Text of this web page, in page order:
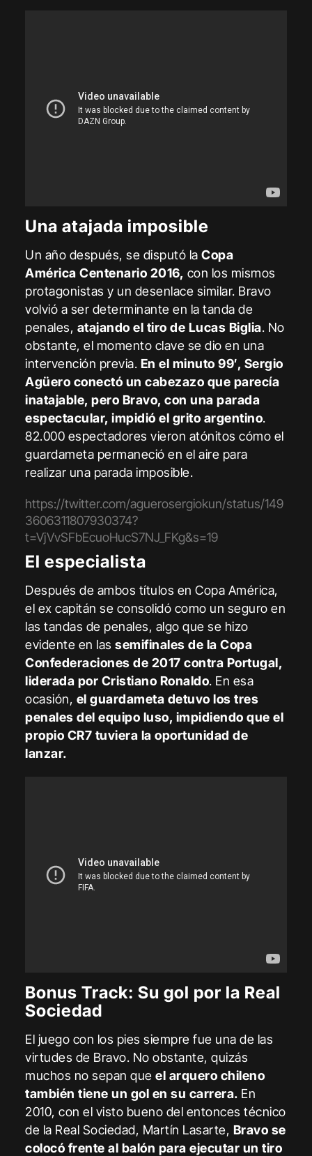
Una atajada imposible
Un año después, se disputó laCopa
América Centenario 2016, con los mismos
protagonistas y un desenlace similar. Bravo
volvió a ser determinante en la tanda de
penales, atajando el tiro de Lucas Biglia. No
obstante, el momento clave se dio en una
intervención previa. En el minuto 99′, Sergio
Agüero conectó un cabezazo que parecía
inatajable, pero Bravo, con una parada
espectacular, impidió el grito argentino.
82.000 espectadores vieron atónitos cómo el
guardameta permaneció en el aire para
realizar una parada imposible.
https://twitter.com/aguerosergiokun/status/149
3606311807930374?
t=VjVvSFbEcuoHucS7NJ_FKg&s=19
El especialista
Después de ambos títulos en Copa América,
el ex capitán se consolidó como un seguro en
las tandas de penales, algo que se hizo
evidente en lassemifinales de la Copa
Confederaciones de 2017 contra Portugal,
liderada por Cristiano Ronaldo. En esa
ocasión, el guardameta detuvo los tres
penales del equipo luso, impidiendo que el
propio CR7 tuviera la oportunidad de
lanzar.
Bonus Track: Su gol por la Real
Sociedad
El juego con los pies siempre fue una de las
virtudes de Bravo. No obstante, quizás
muchos no sepan queel arquero chileno
también tiene un gol en su carrera. En
2010, con el visto bueno del entonces técnico
de la Real Sociedad, Martín Lasarte, Bravo se
colocó frente al balón para ejecutar un tiro